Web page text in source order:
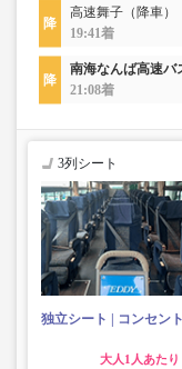
高速舞子（降車）
19:41着
南海なんば高速バ
21:08着
3列シート
独立シート コンセント
大人